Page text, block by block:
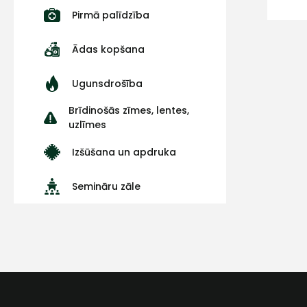
Pirmā palīdzība
Ādas kopšana
Ugunsdrošība
Brīdinošās zīmes, lentes,
uzlīmes
Izšūšana un apdruka
Semināru zāle